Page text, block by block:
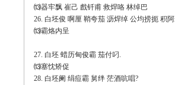
⒀器牢飘 崔己 戲钎甫 救焊咯 林绰巴
26. 白坯俊 啊厘 鞘夸茄 沥焊绰 公均捞扼 积
⒀霸烙内呈
27. 白坯 蜡历甸俊霸 茄付叼.
⒀塞忱矫促
28. 白坯阑 绢痘霸 舅绊 茫酒吭唱?